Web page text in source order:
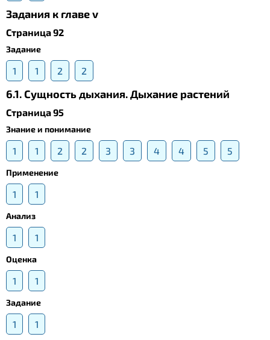
Задания к главе v
Страница 92
Задание
1 1 2 2
6.1. Сущность дыхания. Дыхание растений
Страница 95
Знание и понимание
1 1 2 2 3 3 4 4 5 5
Применение
1 1
Анализ
1 1
Оценка
1 1
Задание
1 1